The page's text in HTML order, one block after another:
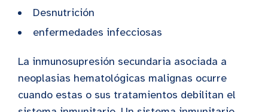
Desnutrición
enfermedades infecciosas
La inmunosupresión secundaria asociada a
neoplasias hematológicas malignas ocurre
cuando estas o sus tratamientos debilitan el